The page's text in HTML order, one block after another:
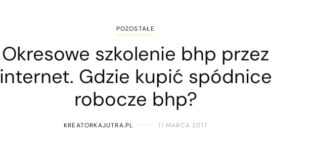
POZOSTAŁE
Okresowe szkolenie bhp przez
internet. Gdzie kupić spódnice
robocze bhp?
KREATORKAJUTRA.PL 11 MARCA 2017